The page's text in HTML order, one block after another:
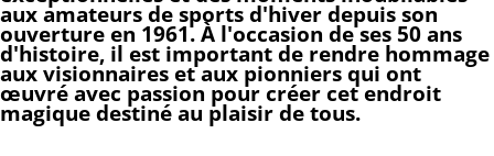
aux amateurs de sports d'hiver depuis son
ouverture en 1961. À l'occasion de ses 50 ans
d'histoire, il est important de rendre hommage
aux visionnaires et aux pionniers qui ont
œuvré avec passion pour créer cet endroit
magique destiné au plaisir de tous.